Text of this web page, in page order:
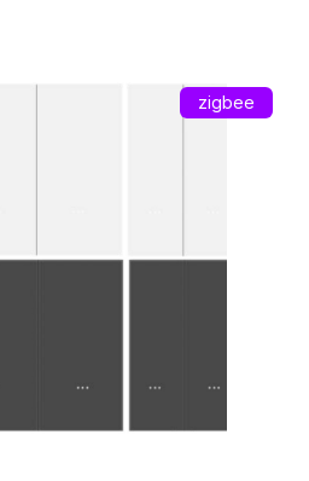
zigbee